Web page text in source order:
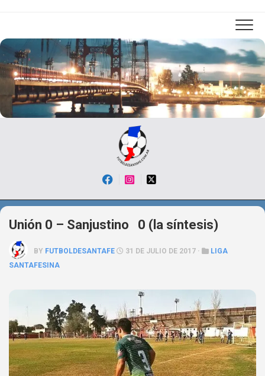
Unión 0 – Sanjustino 0 (la síntesis)
BY FUTBOLDESANTAFE 31 DE JULIO DE 2017 ·
LIGA
SANTAFESINA